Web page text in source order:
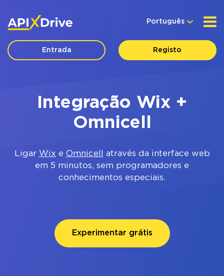
Português
Entrada Registo
Integração Wix +
Omnicell
Ligar Wix e Omnicell
através da interface web
em 5 minutos, sem programadores e
conhecimentos especiais.
Experimentar grátis